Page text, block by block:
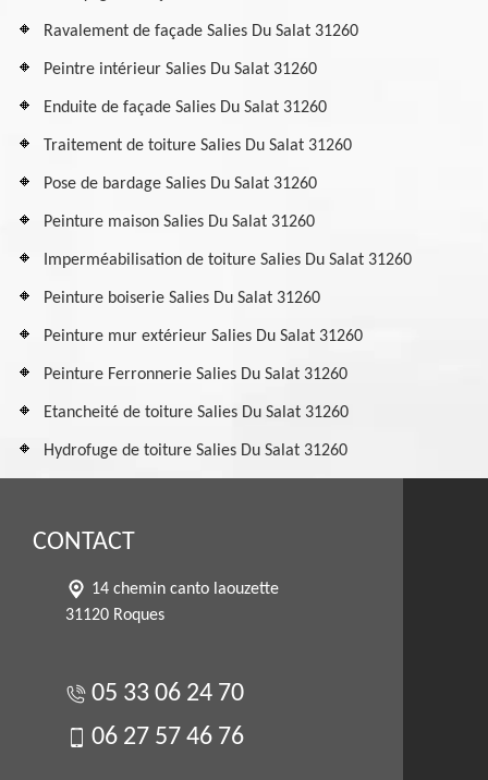
Ravalement de façade Salies Du Salat 31260
Peintre intérieur Salies Du Salat 31260
Enduite de façade Salies Du Salat 31260
Traitement de toiture Salies Du Salat 31260
Pose de bardage Salies Du Salat 31260
Peinture maison Salies Du Salat 31260
Imperméabilisation de toiture Salies Du Salat 31260
Peinture boiserie Salies Du Salat 31260
Peinture mur extérieur Salies Du Salat 31260
Peinture Ferronnerie Salies Du Salat 31260
Etancheité de toiture Salies Du Salat 31260
Hydrofuge de toiture Salies Du Salat 31260
CONTACT
14 chemin canto laouzette
31120 Roques
05 33 06 24 70
06 27 57 46 76